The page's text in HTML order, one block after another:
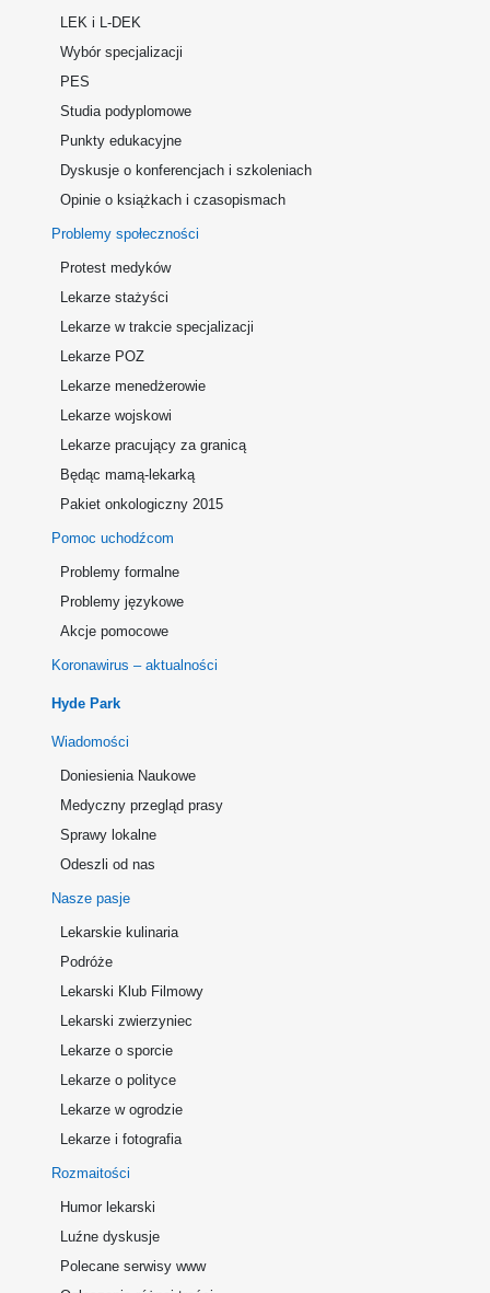
LEK i L-DEK
Wybór specjalizacji
PES
Studia podyplomowe
Punkty edukacyjne
Dyskusje o konferencjach i szkoleniach
Opinie o książkach i czasopismach
Problemy społeczności
Protest medyków
Lekarze stażyści
Lekarze w trakcie specjalizacji
Lekarze POZ
Lekarze menedżerowie
Lekarze wojskowi
Lekarze pracujący za granicą
Będąc mamą-lekarką
Pakiet onkologiczny 2015
Pomoc uchodźcom
Problemy formalne
Problemy językowe
Akcje pomocowe
Koronawirus – aktualności
Hyde Park
Wiadomości
Doniesienia Naukowe
Medyczny przegląd prasy
Sprawy lokalne
Odeszli od nas
Nasze pasje
Lekarskie kulinaria
Podróże
Lekarski Klub Filmowy
Lekarski zwierzyniec
Lekarze o sporcie
Lekarze o polityce
Lekarze w ogrodzie
Lekarze i fotografia
Rozmaitości
Humor lekarski
Luźne dyskusje
Polecane serwisy www